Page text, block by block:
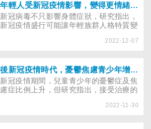
年輕人受新冠疫情影響，變得更情緒化和降低抗壓性？3招幫孩子調適回歸群體生活
新冠病毒不只影響身體症狀，研究指出，
新冠疫情盛行可能讓年輕族群人格特質變
作性、信任感和責任心都較低。當疫情減
2022-12-07
後新冠疫情時代，憂鬱焦慮青少年增加，但求助少
新冠疫情期間，兒童青少年的憂鬱症及焦
慮症比例上升，但研究指出，接受治療的
也不減反增，憂鬱症狀愈嚴重者，求助比
2022-11-30